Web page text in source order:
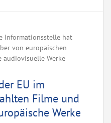
Informationsstelle hat
von europäischen
audiovisuelle Werke
EU im
Filme und
Werke